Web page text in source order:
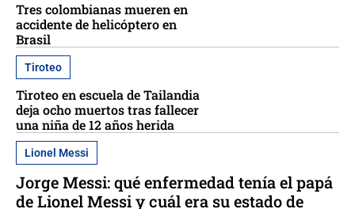
Tres colombianas mueren en
accidente de helicóptero en
Brasil
Tiroteo
Tiroteo en escuela de Tailandia
deja ocho muertos tras fallecer
una niña de 12 años herida
Lionel Messi
Jorge Messi: qué enfermedad tenía el papá
de Lionel Messi y cuál era su estado de